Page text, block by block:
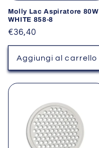
o
n
e
:
Molly Lac Aspiratore 80W
WHITE 858-8
Prezzo
di
listino
€36,40
Aggiungi al carrello